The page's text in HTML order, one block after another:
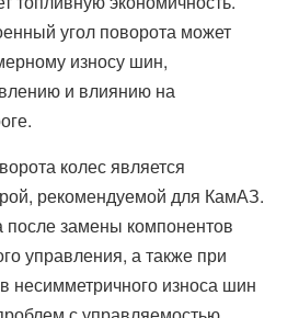
угол поворота может
износу шин,
и влиянию на
колес является
рекомендуемой для КамАЗ.
замены компонентов
управления, а также при
несимметричного износа шин